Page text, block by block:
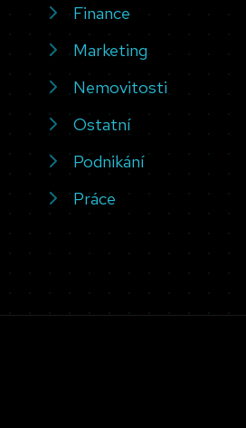
Finance
Marketing
Nemovitosti
Ostatní
Podnikání
Práce